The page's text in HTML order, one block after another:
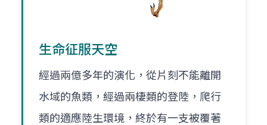
生命征服天空
經過兩億多年的演化，從片刻不能離開
水域的魚類，經過兩棲類的登陸，爬行
類的適應陸生環境，終於有一支被覆著